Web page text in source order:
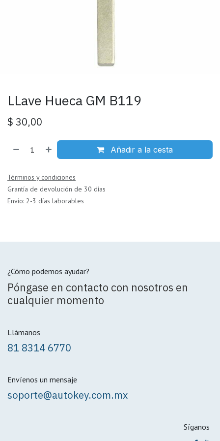
LLave Hueca GM B119
$ 30,00
Añadir a la cesta
Términos y condiciones
Grantía de devolución de 30 días
Envío: 2-3 días laborables
¿Cómo podemos ayudar?
Póngase en contacto con nosotros en
cualquier momento
Llámanos
81 8314 6770
Envíenos un mensaje
soporte@autokey.com.mx
Síganos